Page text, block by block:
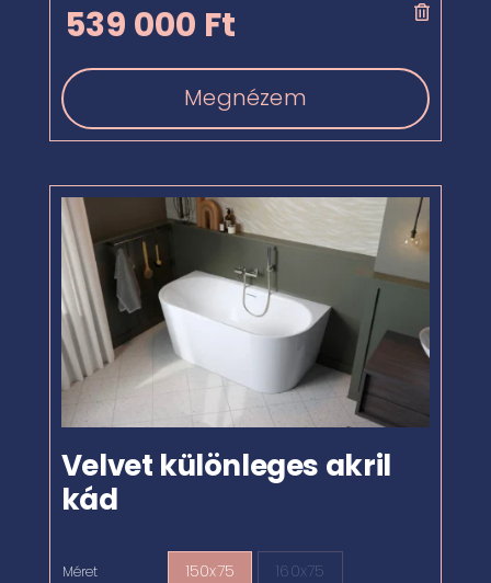
539 000 Ft
Megnézem
Velvet különleges akril
kád
Méret 150x75 160x75